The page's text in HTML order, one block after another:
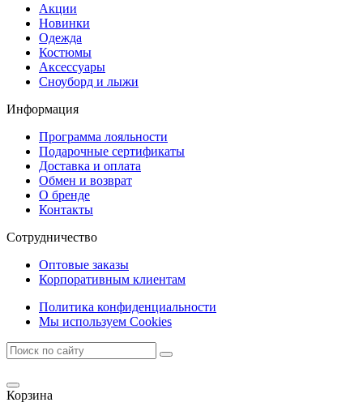
Акции
Новинки
Одежда
Костюмы
Аксессуары
Сноуборд и лыжи
Информация
Программа лояльности
Подарочные сертификаты
Доставка и оплата
Обмен и возврат
О бренде
Контакты
Сотрудничество
Оптовые заказы
Корпоративным клиентам
Политика конфиденциальности
Мы используем Cookies
Корзина